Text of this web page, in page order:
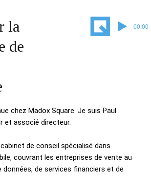
la
de
00:00
chez Madox Square. Je suis Paul
et associé directeur.
de conseil spécialisé dans
couvrant les entreprises de vente au
de services financiers et de